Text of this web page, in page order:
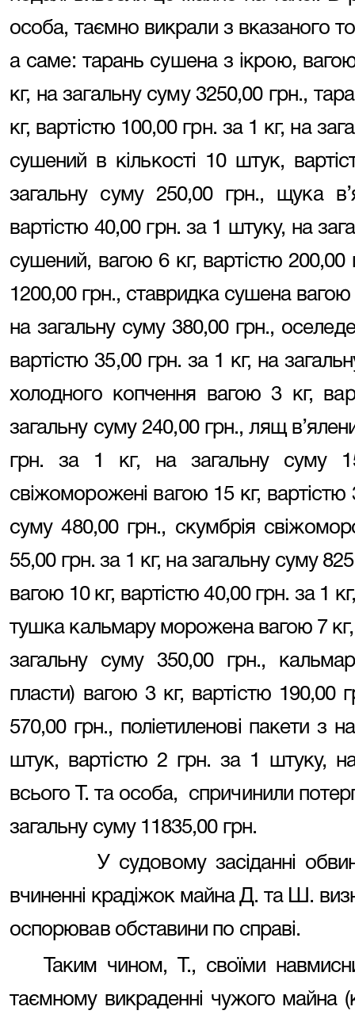
особа, таємно викрали з вказаного
а саме: тарань сушена з ікрою,
кг, на загальну суму 3250,00 грн.,
кг, вартістю 100,00 грн. за 1 кг, на
сушений в кількості 10 штук,
загальну суму 250,00 грн., щука
вартістю 40,00 грн. за 1 штуку, на
сушений, вагою 6 кг, вартістю 200,00
1200,00 грн., ставридка сушена вагою
на загальну суму 380,00 грн.,
вартістю 35,00 грн. за 1 кг, на
холодного копчення вагою 3 кг,
загальну суму 240,00 грн., лящ
грн. за 1 кг, на загальну суму
свіжоморожені вагою 15 кг, вартістю
суму 480,00 грн., скумбрія
55,00 грн. за 1 кг, на загальну суму
вагою 10 кг, вартістю 40,00 грн. за 1
тушка кальмару морожена вагою 7 кг,
загальну суму 350,00 грн.,
пласти) вагою 3 кг, вартістю 190,00
570,00 грн., поліетиленові пакети з
штук, вартістю 2 грн. за 1 штуку,
всього Т. та особа, спричинили
загальну суму 11835,00 грн.
У судовому засіданні
вчиненні крадіжок майна Д. та Ш.
оспорював обставини по справі.
Таким чином, Т., своїми
таємному викраденні чужого майна